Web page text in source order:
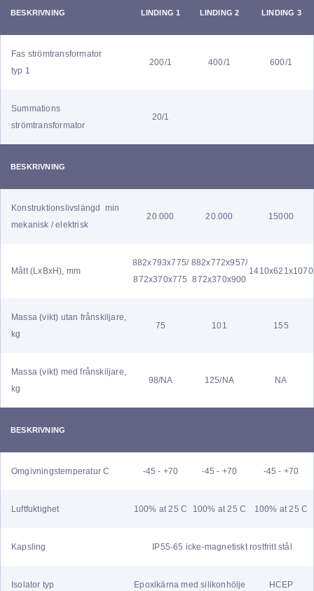
BESKRIVNING LINDING 1 LINDING 2 LINDING 3
Fas strömtransformator
typ 1
200/1 400/1 600/1
Summations
strömtransformator
20/1
BESKRIVNING
Konstruktionslivslängd min
mekanisk / elektrisk
20.000 20.000 15000
Mått (LxBxH), mm
882x793x775/
872x370x775
882x772x957/
872x370x900
1410x621x1070
Massa (vikt) utan frånskiljare,
kg
75 101 155
Massa (vikt) med frånskiljare,
kg
98/NA 125/NA NA
BESKRIVNING
Omgivningstemperatur C -45 - +70 -45 - +70 -45 - +70
Luftfuktighet 100% at 25 C 100% at 25 C 100% at 25 C
Kapsling IP55-65 icke-magnetiskt rostfritt stål
Isolator typ Epoxikärna med silikonhölje HCEP